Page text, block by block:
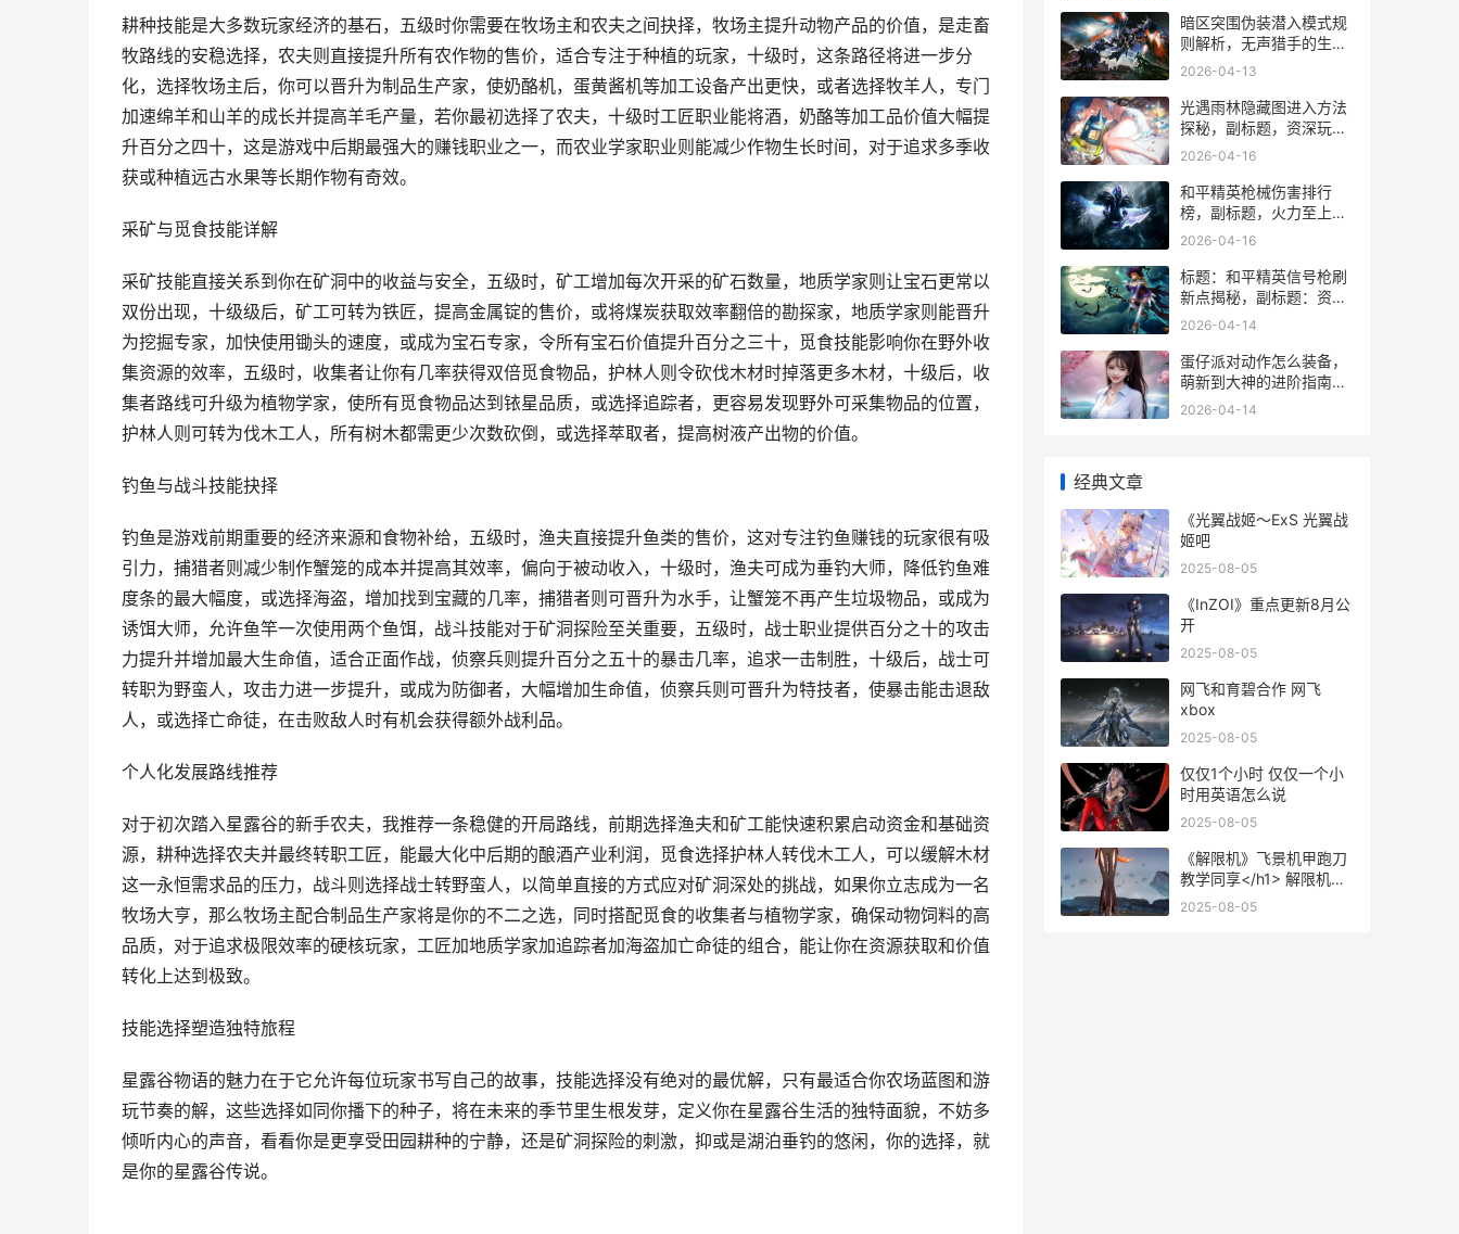
耕种技能是大多数玩家经济的基石，五级时你需要在牧场主和农夫之间抉择，牧场主提升动物产品的价值，是走畜
牧路线的安稳选择，农夫则直接提升所有农作物的售价，适合专注于种植的玩家，十级时，这条路径将进一步分
化，选择牧场主后，你可以晋升为制品生产家，使奶酪机，蛋黄酱机等加工设备产出更快，或者选择牧羊人，专门
加速绵羊和山羊的成长并提高羊毛产量，若你最初选择了农夫，十级时工匠职业能将酒，奶酪等加工品价值大幅提
升百分之四十，这是游戏中后期最强大的赚钱职业之一，而农业学家职业则能减少作物生长时间，对于追求多季收
获或种植远古水果等长期作物有奇效。
采矿与觅食技能详解
采矿技能直接关系到你在矿洞中的收益与安全，五级时，矿工增加每次开采的矿石数量，地质学家则让宝石更常以
双份出现，十级级后，矿工可转为铁匠，提高金属锭的售价，或将煤炭获取效率翻倍的勘探家，地质学家则能晋升
为挖掘专家，加快使用锄头的速度，或成为宝石专家，令所有宝石价值提升百分之三十，觅食技能影响你在野外收
集资源的效率，五级时，收集者让你有几率获得双倍觅食物品，护林人则令砍伐木材时掉落更多木材，十级后，收
集者路线可升级为植物学家，使所有觅食物品达到铱星品质，或选择追踪者，更容易发现野外可采集物品的位置，
护林人则可转为伐木工人，所有树木都需更少次数砍倒，或选择萃取者，提高树液产出物的价值。
钓鱼与战斗技能抉择
钓鱼是游戏前期重要的经济来源和食物补给，五级时，渔夫直接提升鱼类的售价，这对专注钓鱼赚钱的玩家很有吸
引力，捕猎者则减少制作蟹笼的成本并提高其效率，偏向于被动收入，十级时，渔夫可成为垂钓大师，降低钓鱼难
度条的最大幅度，或选择海盗，增加找到宝藏的几率，捕猎者则可晋升为水手，让蟹笼不再产生垃圾物品，或成为
诱饵大师，允许鱼竿一次使用两个鱼饵，战斗技能对于矿洞探险至关重要，五级时，战士职业提供百分之十的攻击
力提升并增加最大生命值，适合正面作战，侦察兵则提升百分之五十的暴击几率，追求一击制胜，十级后，战士可
转职为野蛮人，攻击力进一步提升，或成为防御者，大幅增加生命值，侦察兵则可晋升为特技者，使暴击能击退敌
人，或选择亡命徒，在击败敌人时有机会获得额外战利品。
个人化发展路线推荐
对于初次踏入星露谷的新手农夫，我推荐一条稳健的开局路线，前期选择渔夫和矿工能快速积累启动资金和基础资
源，耕种选择农夫并最终转职工匠，能最大化中后期的酿酒产业利润，觅食选择护林人转伐木工人，可以缓解木材
这一永恒需求品的压力，战斗则选择战士转野蛮人，以简单直接的方式应对矿洞深处的挑战，如果你立志成为一名
牧场大亨，那么牧场主配合制品生产家将是你的不二之选，同时搭配觅食的收集者与植物学家，确保动物饲料的高
品质，对于追求极限效率的硬核玩家，工匠加地质学家加追踪者加海盗加亡命徒的组合，能让你在资源获取和价值
转化上达到极致。
技能选择塑造独特旅程
星露谷物语的魅力在于它允许每位玩家书写自己的故事，技能选择没有绝对的最优解，只有最适合你农场蓝图和游
玩节奏的解，这些选择如同你播下的种子，将在未来的季节里生根发芽，定义你在星露谷生活的独特面貌，不妨多
倾听内心的声音，看看你是更享受田园耕种的宁静，还是矿洞探险的刺激，抑或是湖泊垂钓的悠闲，你的选择，就
是你的星露谷传说。
暗区突围伪装潜入模式规
则解析，无声猎手的生存
之道
2026-04-13
光遇雨林隐藏图进入方法
探秘，副标题，资深玩家
带你解锁静谧庭院
2026-04-16
和平精英枪械伤害排行
榜，副标题，火力至上者
的实战选用指南
2026-04-16
标题：和平精英信号枪刷
新点揭秘，副标题：资深
玩家的信号枪搜寻指南
2026-04-14
蛋仔派对动作怎么装备，
萌新到大神的进阶指南，
副标题，个性化操作设置
2026-04-14
经典文章
《光翼战姬～ExS 光翼战
姬吧
2025-08-05
《InZOI》重点更新8月公
开
2025-08-05
网飞和育碧合作 网飞
xbox
2025-08-05
仅仅1个小时 仅仅一个小
时用英语怎么说
2025-08-05
《解限机》飞景机甲跑刀
教学同享</h1> 解限机飞
景怎么获得
2025-08-05